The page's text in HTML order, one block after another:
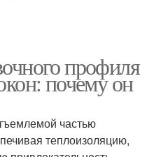
профиля
почему он
частью
теплоизоляцию,